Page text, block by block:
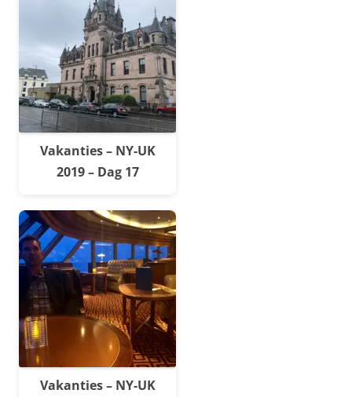
Vakanties – NY-UK
2019 – Dag 17
Vakanties – NY-UK